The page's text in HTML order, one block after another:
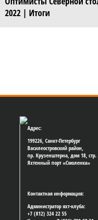
2022 | Итоги
Адрес:
199226, Санкт-Петербург
Василеостровский район,
пр. Крузенштерна, дом 18, стр.
Яхтенный порт «Смоленка»
Контактная информация:
Администратор яхт-клуба:
+7 (812) 324 22 55